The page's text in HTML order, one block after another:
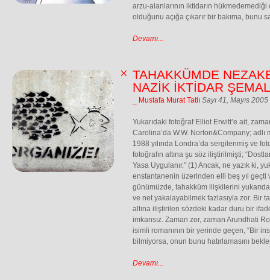
arzu-alanlarının iktidarın
olduğunu açığa çıkarır bir bakıma, bunu
Devamı...
TAHAKKÜMDE
NAZİK İKTİDAR
_ Mustafa Murat Tatlı Sayı 41, Mayıs 2005
Yukarıdaki fotoğraf Elliot Erwitt’e ait,
Carolina’da W.W. Norton&Company;
1988 yılında Londra’da sergilenmiş ve
fotoğrafın altına şu söz iliştirilmişti;
Yasa Uygulanır.” (1) Ancak, ne yazık ki,
enstantanenin üzerinden elli beş yıl geçti
günümüzde, tahakküm ilişkilerini
ve net yakalayabilmek fazlasıyla zor. Bir
altına iliştirilen sözdeki kadar duru bir
imkansız. Zaman zor, zaman Arundhati
isimli romanının bir yerinde geçen, “Bir
bilmiyorsa, onun bunu hatırlamasını
Devamı...